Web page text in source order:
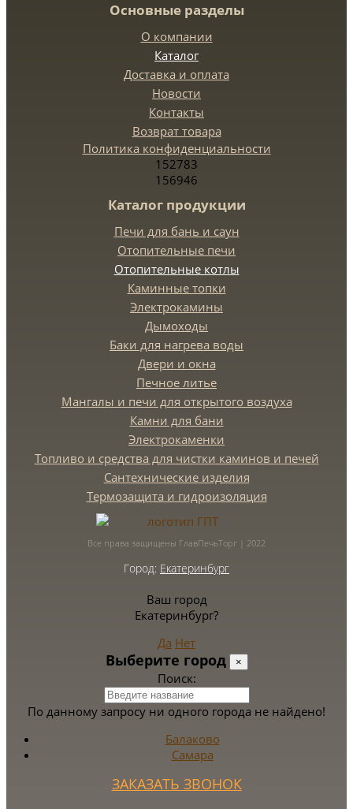
Основные разделы
О компании
Каталог
Доставка и оплата
Новости
Контакты
Возврат товара
Политика конфиденциальности
152783
156946
Каталог продукции
Печи для бань и саун
Отопительные печи
Отопительные котлы
Каминные топки
Электрокамины
Дымоходы
Баки для нагрева воды
Двери и окна
Печное литье
Мангалы и печи для открытого воздуха
Камни для бани
Электрокаменки
Топливо и средства для чистки каминов и печей
Сантехнические изделия
Термозащита и гидроизоляция
Все права защищены ГлавПечьТорг | 2022
Город: Екатеринбург
Ваш город
Екатеринбург?
Да Нет
Выберите город ×
Поиск:
По данному запросу ни одного города не найдено!
Балаково
Самара
ЗАКАЗАТЬ ЗВОНОК